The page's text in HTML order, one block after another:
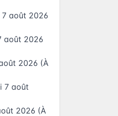
7 août 2026
août 2026
2026 (À
7 août
2026 (À